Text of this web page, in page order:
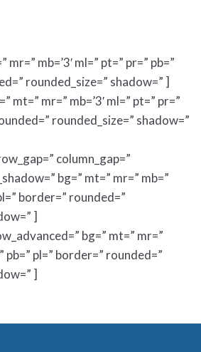
mb=’3′ ml=” pt=” pr=” pb=”
rounded_size=” shadow=” ]
mt=” mr=” mb=’3′ ml=” pt=” pr=”
rounded_size=” shadow=”
column_gap=”
bg=” mt=” mr=” mb=”
border=” rounded=”
]
bg=” mt=” mr=”
pb=” pl=” border=” rounded=”
]